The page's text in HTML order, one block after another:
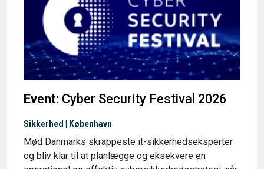
Event: Cyber Security Festival 2026
Sikkerhed | København
Mød Danmarks skrappeste it-sikkerhedseksperter
og bliv klar til at planlægge og eksekvere en